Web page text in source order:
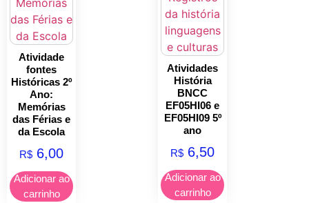
Atividade
fontes
Históricas 2º
Ano:
Memórias
das Férias e
da Escola
R$ 6,00
Adicionar ao
carrinho
Atividades
História
BNCC
EF05HI06 e
EF05HI09 5º
ano
R$ 6,50
Adicionar ao
carrinho